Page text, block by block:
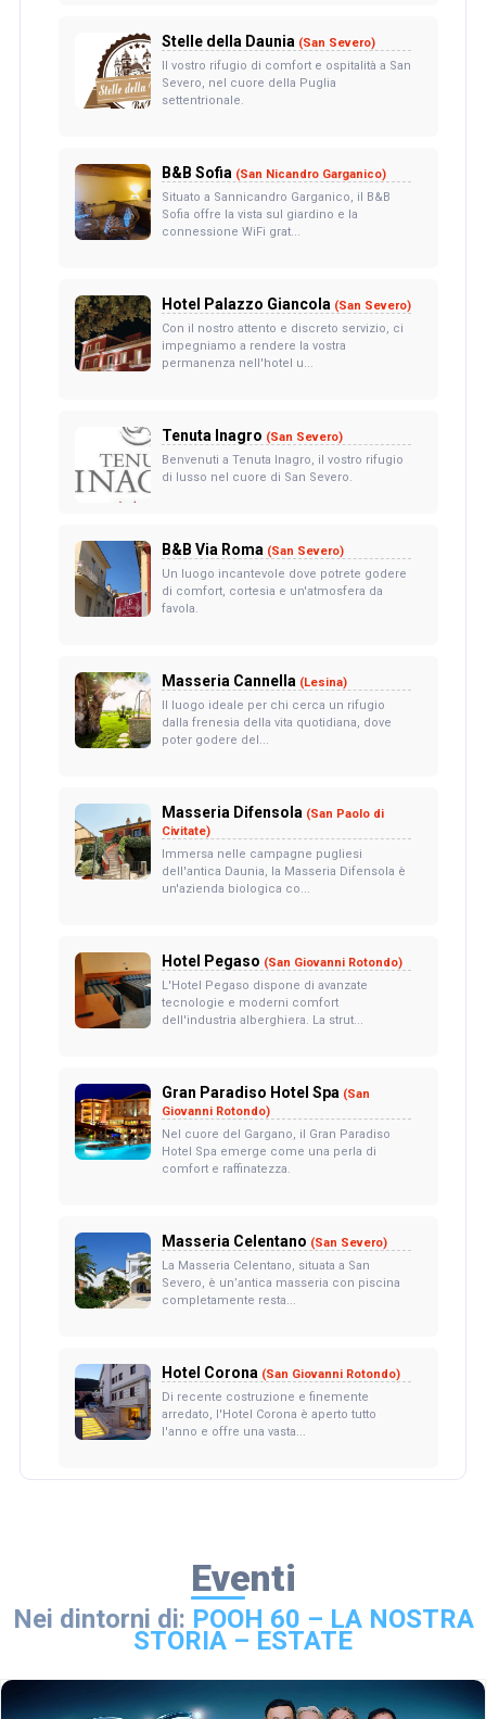
Stelle della Daunia (San Severo)
Il vostro rifugio di comfort e ospitalità a San
Severo, nel cuore della Puglia
settentrionale.
B&B Sofia (San Nicandro Garganico)
Situato a Sannicandro Garganico, il B&B
Sofia offre la vista sul giardino e la
connessione WiFi grat...
Hotel Palazzo Giancola (San Severo)
Con il nostro attento e discreto servizio, ci
impegniamo a rendere la vostra
permanenza nell'hotel u...
Tenuta Inagro (San Severo)
Benvenuti a Tenuta Inagro, il vostro rifugio
di lusso nel cuore di San Severo.
B&B Via Roma (San Severo)
Un luogo incantevole dove potrete godere
di comfort, cortesia e un'atmosfera da
favola.
Masseria Cannella (Lesina)
Il luogo ideale per chi cerca un rifugio
dalla frenesia della vita quotidiana, dove
poter godere del...
Masseria Difensola (San Paolo di
Civitate)
Immersa nelle campagne pugliesi
dell'antica Daunia, la Masseria Difensola è
un'azienda biologica co...
Hotel Pegaso (San Giovanni Rotondo)
L'Hotel Pegaso dispone di avanzate
tecnologie e moderni comfort
dell'industria alberghiera. La strut...
Gran Paradiso Hotel Spa (San
Giovanni Rotondo)
Nel cuore del Gargano, il Gran Paradiso
Hotel Spa emerge come una perla di
comfort e raffinatezza.
Masseria Celentano (San Severo)
La Masseria Celentano, situata a San
Severo, è un’antica masseria con piscina
completamente resta...
Hotel Corona (San Giovanni Rotondo)
Di recente costruzione e finemente
arredato, l'Hotel Corona è aperto tutto
l'anno e offre una vasta...
Eventi
Nei dintorni di: POOH 60 – LA NOSTRA
STORIA – ESTATE